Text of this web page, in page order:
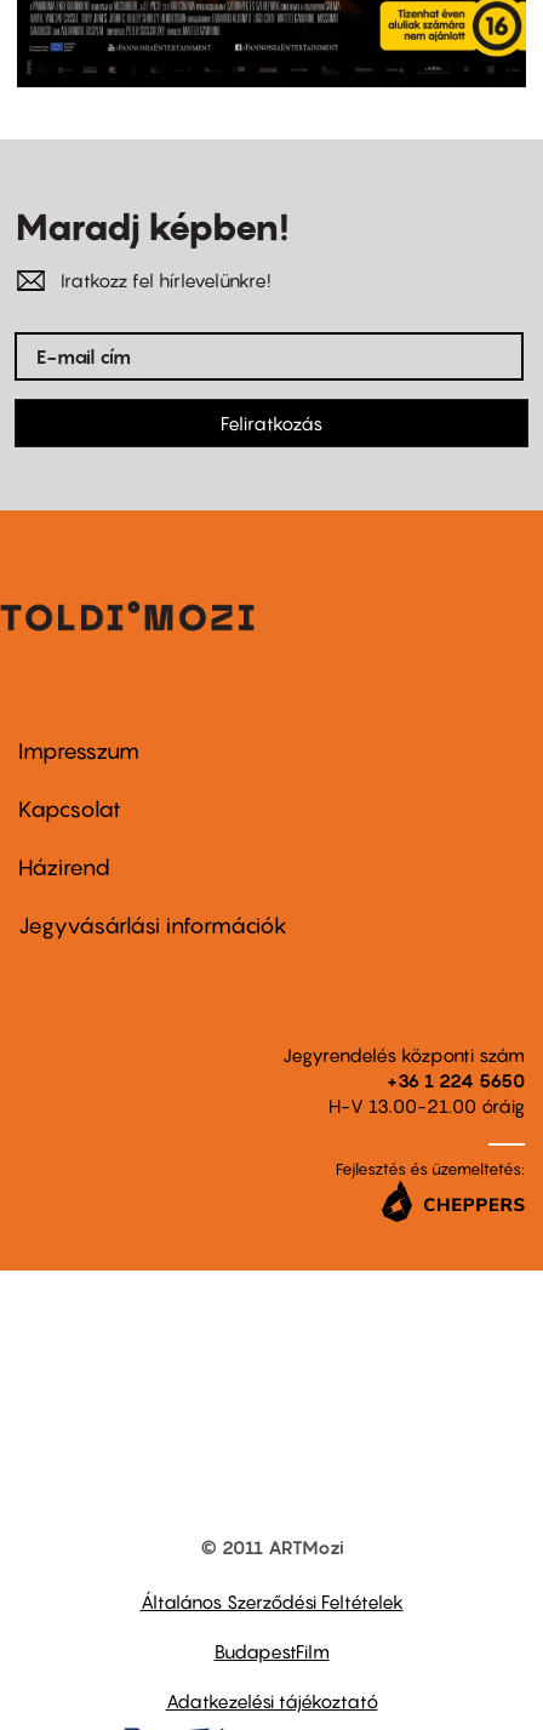
Maradj képben!
Iratkozz fel hírlevelünkre!
Feliratkozás
Footer
first
Impresszum
Kapcsolat
Footer
second
Házirend
Jegyvásárlási információk
Jegyrendelés központi szám
+36 1 224 5650
H-V 13.00-21.00 óráig
Fejlesztés és üzemeltetés:
© 2011 ARTMozi
Általános Szerződési Feltételek
BudapestFilm
Adatkezelési tájékoztató